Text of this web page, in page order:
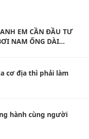
EM CẦN ĐẦU TƯ
NAM ỐNG DÀI
cơ địa thì phải làm
hành cùng người